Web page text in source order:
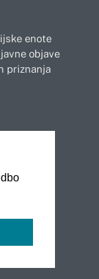
enote
objave
priznanja